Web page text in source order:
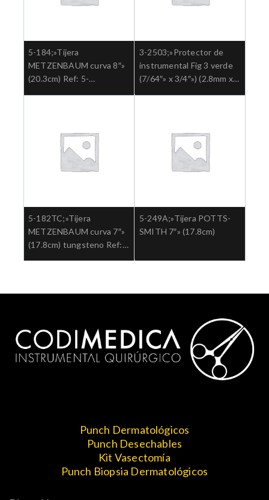
5-184;»Tijera
METZENBAUM curva 8″»
(20.3cm) Ref: 5-
3-2503;»Protector de
instrumental Fig 3 verde
(7/64″» x 3/4″») (2.8mm x
5-182TC;»Tijera
METZENBAUM curva 7″»
(17.8cm) tungsteno Ref:
5-249A;»Tijera POTTS-
SMITH 7″» (17.8cm)
Punch Dermatológicos
Punch Desechables
Kit Vasectomía
Punch Biopsia Dermatológicos